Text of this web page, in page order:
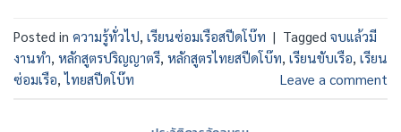
Posted in ความรู้ทั่วไป, เรียนซ่อมเรือสปีดโบ๊ท | Tagged จบแล้วมี
งานทำ, หลักสูตรปริญญาตรี, หลักสูตรไทยสปีดโบ๊ท, เรียนขับเรือ, เรียน
ซ่อมเรือ,ไทยสปีดโบ๊ท Leave a comment